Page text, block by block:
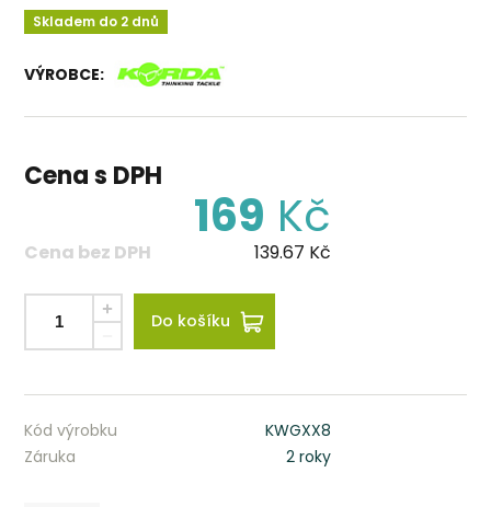
Skladem do 2 dnů
VÝROBCE:
Cena s DPH
169 Kč
Cena bez DPH 139.67 Kč
Do košíku
Kód výrobku
KWGXX8
Záruka
2 roky